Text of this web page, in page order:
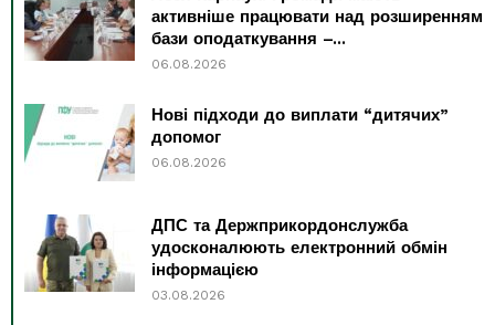
активніше працювати над розширенням
бази оподаткування –...
06.08.2026
Нові підходи до виплати “дитячих”
допомог
06.08.2026
ДПС та Держприкордонслужба
удосконалюють електронний обмін
інформацією
03.08.2026